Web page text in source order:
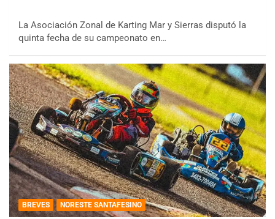
La Asociación Zonal de Karting Mar y Sierras disputó la
quinta fecha de su campeonato en…
BREVES NORESTE SANTAFESINO